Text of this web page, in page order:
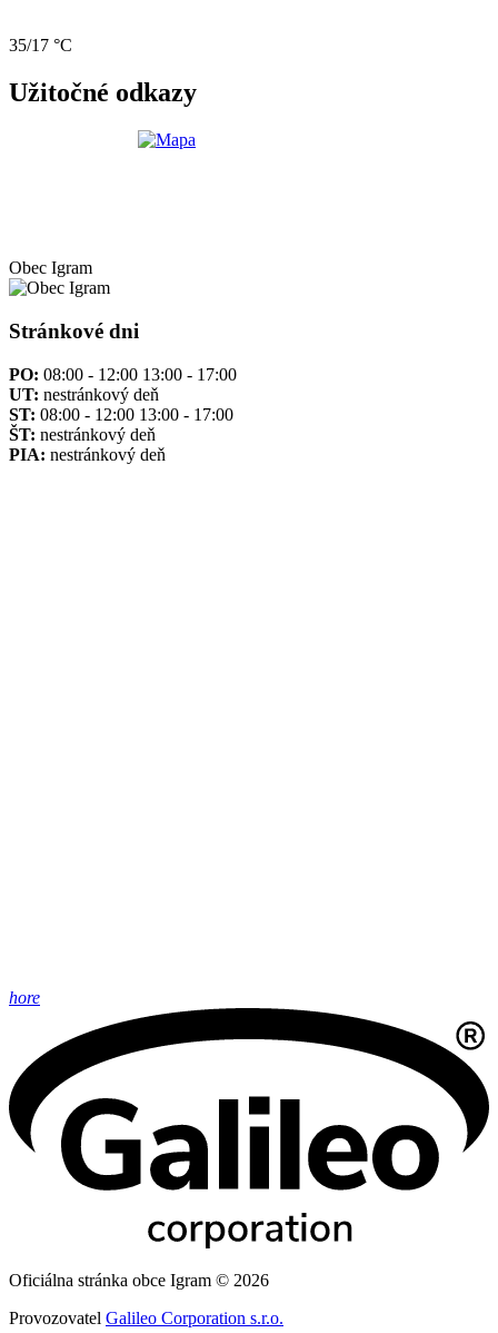
35/17 °C
Užitočné odkazy
Obec Igram
Stránkové dni
PO: 08:00 - 12:00 13:00 - 17:00
UT: nestránkový deň
ST: 08:00 - 12:00 13:00 - 17:00
ŠT: nestránkový deň
PIA: nestránkový deň
hore
Oficiálna stránka obce Igram © 2026
Provozovatel Galileo Corporation s.r.o.